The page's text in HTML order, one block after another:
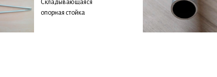
Складывающаяся
опорная стойка